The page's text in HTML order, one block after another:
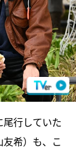
行していた
希）も、こ